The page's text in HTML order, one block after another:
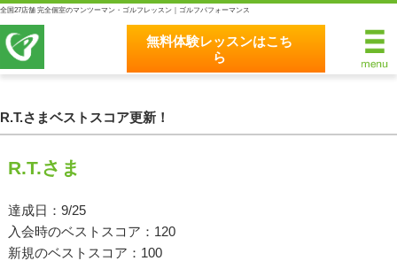
全国27店舗 完全個室のマンツーマン・ゴルフレッスン｜ゴルフパフォーマンス
無料体験レッスンはこち
ら
無料体験レッスンはこちら
統一されたレッスン理論
R.T.さまベストスコア更新！
R.T.さま
達成日：9/25
入会時のベストスコア：120
新規のベストスコア：100